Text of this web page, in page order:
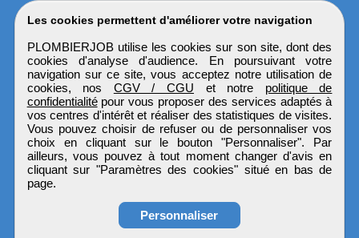
Les cookies permettent d'améliorer votre navigation
PLOMBIERJOB utilise les cookies sur son site, dont des
cookies d'analyse d'audience. En poursuivant votre
navigation sur ce site, vous acceptez notre utilisation de
cookies, nos CGV / CGU et notre politique de
confidentialitépour vous proposer des services adaptés à
vos centres d'intérêt et réaliser des statistiques de visites.
Vous pouvez choisir de refuser ou de personnaliser vos
choix en cliquant sur le bouton "Personnaliser". Par
ailleurs, vous pouvez à tout moment changer d'avis en
cliquant sur "Paramètres des cookies" situé en bas de
page.
Personnaliser